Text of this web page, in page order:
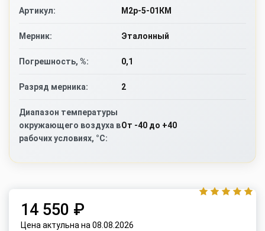
Артикул: М2р-5-01КМ
Мерник: Эталонный
Погрешность, %: 0,1
Разряд мерника: 2
Диапазон температуры
окружающего воздуха в
рабочих условиях, °C:
От -40 до +40
14 550 ₽
Цена актульна на 08.08.2026